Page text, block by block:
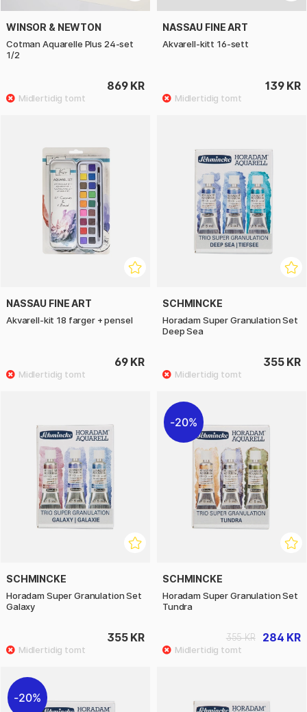
WINSOR & NEWTON
Cotman Aquarelle Plus 24-set
1/2
869 KR
NASSAU FINE ART
Akvarell-kitt 16-sett
139 KR
NASSAU FINE ART
Akvarell-kit 18 farger + pensel
69 KR
SCHMINCKE
Horadam Super Granulation Set
Deep Sea
355 KR
SCHMINCKE
Horadam Super Granulation Set
Galaxy
355 KR
20%
SCHMINCKE
Horadam Super Granulation Set
Tundra
284 KR
355 KR
20%